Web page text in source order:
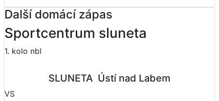
Další domácí zápas
Sportcentrum sluneta
1. kolo nbl
SLUNETA  Ústí nad Labem
VS